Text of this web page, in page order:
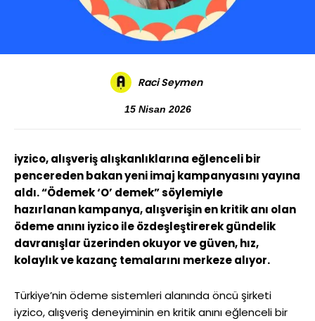
Raci Seymen
15 Nisan 2026
iyzico, alışveriş alışkanlıklarına eğlenceli bir
pencereden bakan yeni imaj kampanyasını yayına
aldı. “Ödemek ‘O’ demek” söylemiyle
hazırlanankampanya, alışverişin en kritik anı olan
ödeme anını iyzico ile özdeşleştirerek gündelik
davranışlar üzerinden okuyor ve güven, hız,
kolaylık ve kazanç temalarını merkeze alıyor.
Türkiye’nin ödeme sistemleri alanında öncü şirketi
iyzico, alışveriş deneyiminin en kritik anını eğlenceli bir